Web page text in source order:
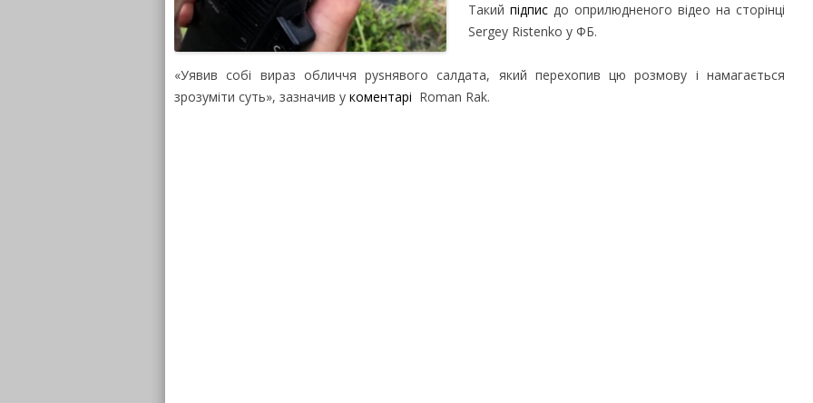
Такий підпис до оприлюдненого відео на сторінці
Sergey Ristenko у ФБ.
«Уявив собі вираз обличчя руsнявого салдата, який перехопив цю розмову і намагається
зрозуміти суть», зазначив у коментарі Roman Rak.